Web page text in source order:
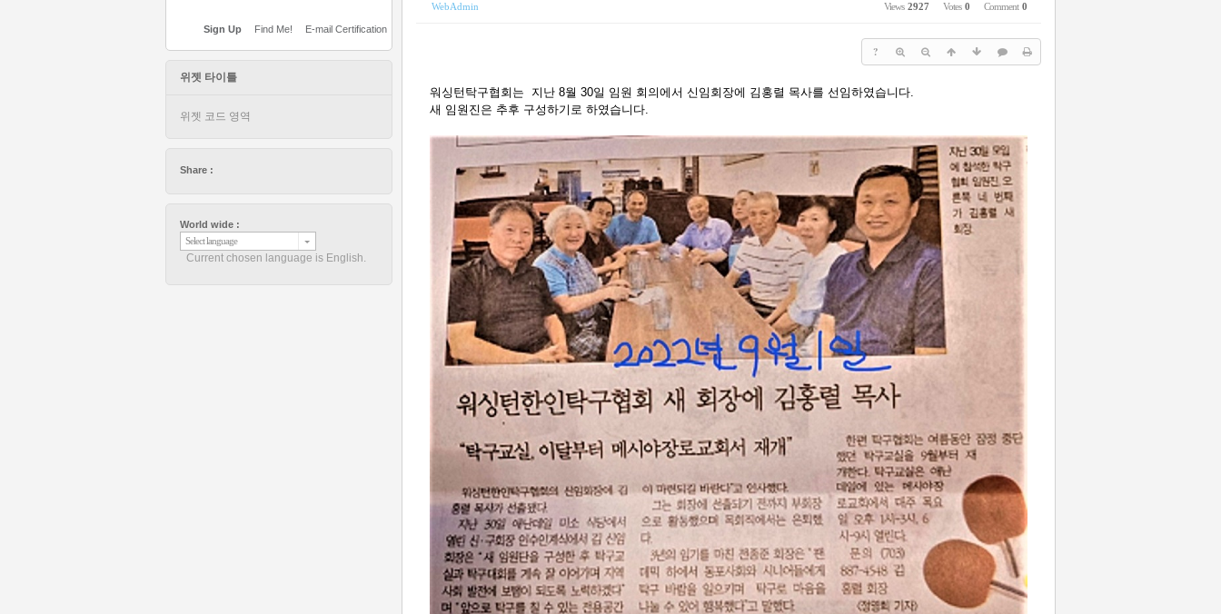
Sign Up Find Me! E-mail Certification
위젯 타이틀
위젯 코드 영역
Share :
World wide :
Select language
Current chosen language is English.
WebAdmin Views 2927 Votes 0 Comment 0
?
워싱턴탁구협회는 지난 8월 30일 임원 회의에서 신임회장에 김홍렬 목사를 선임하였습니다.
새 임원진은 추후 구성하기로 하였습니다.